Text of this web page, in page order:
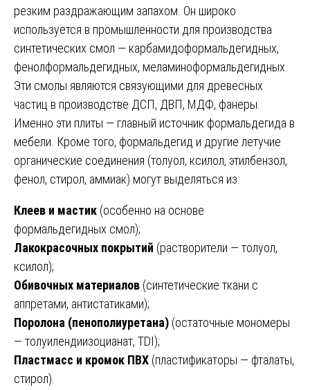
резким раздражающим запахом. Он широко
используется в промышленности для производства
синтетических смол — карбамидоформальдегидных,
фенолформальдегидных, меламиноформальдегидных.
Эти смолы являются связующими для древесных
частиц в производстве ДСП, ДВП, МДФ, фанеры.
Именно эти плиты — главный источник формальдегида в
мебели. Кроме того, формальдегид и другие летучие
органические соединения (толуол, ксилол, этилбензол,
фенол, стирол, аммиак) могут выделяться из:
Клеев и мастик (особенно на основе
формальдегидных смол);
Лакокрасочных покрытий (растворители — толуол,
ксилол);
Обивочных материалов (синтетические ткани с
аппретами, антистатиками);
Поролона (пенополиуретана) (остаточные мономеры
— толуилендиизоцианат, TDI);
Пластмасс и кромок ПВХ (пластификаторы — фталаты,
стирол).